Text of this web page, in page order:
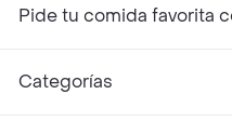
Pide tu comida favorita
Categorías